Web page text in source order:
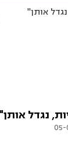
נגדל אותן"
05-